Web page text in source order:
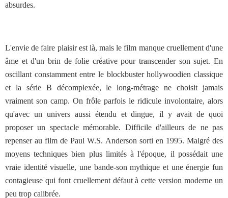
absurdes.
L'envie de faire plaisir est là, mais le film manque cruellement d'une
âme et d'un brin de folie créative pour transcender son sujet. En
oscillant constamment entre le blockbuster hollywoodien classique
et la série B décomplexée, le long-métrage ne choisit jamais
vraiment son camp. On frôle parfois le ridicule involontaire, alors
qu'avec un univers aussi étendu et dingue, il y avait de quoi
proposer un spectacle mémorable. Difficile d'ailleurs de ne pas
repenser au film de Paul W.S. Anderson sorti en 1995. Malgré des
moyens techniques bien plus limités à l'époque, il possédait une
vraie identité visuelle, une bande-son mythique et une énergie fun
contagieuse qui font cruellement défaut à cette version moderne un
peu trop calibrée.